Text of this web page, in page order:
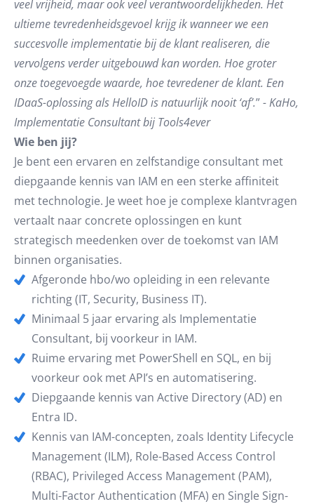
veel vrijheid, maar ook veel verantwoordelijkheden. Het
ultieme tevredenheidsgevoel krijg ik wanneer we een
succesvolle implementatie bij de klant realiseren, die
vervolgens verder uitgebouwd kan worden. Hoe groter
onze toegevoegde waarde, hoe tevredener de klant. Een
IDaaS-oplossing als HelloID is natuurlijk nooit ‘af’.”- KaHo,
Implementatie Consultant bij Tools4ever
Wie ben jij?
Je bent een ervaren en zelfstandige consultant met
diepgaande kennis van IAM en een sterke affiniteit
met technologie. Je weet hoe je complexe klantvragen
vertaalt naar concrete oplossingen en kunt
strategisch meedenken over de toekomst van IAM
binnen organisaties.
Afgeronde hbo/wo opleiding in een relevante
richting (IT, Security, Business IT).
Minimaal 5 jaar ervaring als Implementatie
Consultant, bij voorkeur in IAM.
Ruime ervaring met PowerShell en SQL, en bij
voorkeur ook met API’s en automatisering.
Diepgaande kennis van Active Directory (AD) en
Entra ID.
Kennis van IAM-concepten, zoals Identity Lifecycle
Management (ILM), Role-Based Access Control
(RBAC), Privileged Access Management (PAM),
Multi-Factor Authentication (MFA) en Single Sign-